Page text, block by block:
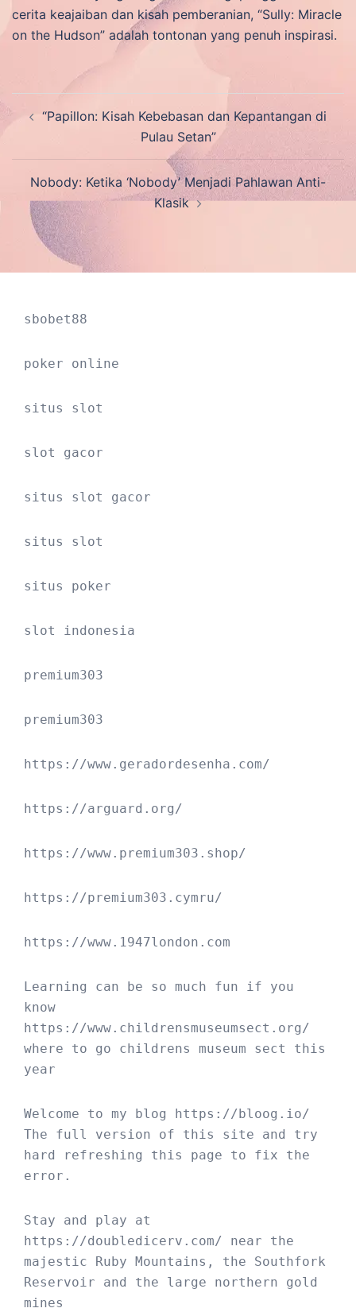
cerita keajaiban dan kisah pemberanian, “Sully: Miracle
on the Hudson” adalah tontonan yang penuh inspirasi.
navigation
“Papillon: Kisah Kebebasan dan Kepantangan di
Pulau Setan”
Nobody: Ketika ‘Nobody’ Menjadi Pahlawan Anti-
Klasik
sbobet88
poker online
situs slot
slot gacor
situs slot gacor
situs slot
situs poker
slot indonesia
premium303
premium303
https://www.geradordesenha.com/
https://arguard.org/
https://www.premium303.shop/
https://premium303.cymru/
https://www.1947london.com
Learning can be so much fun if you
https://www.childrensmuseumsect.org/
where to go childrens museum sect this
year
Welcome to my blog
https://bloog.io/
The full version of this site and try
hard refreshing this page to fix the
error.
https://doubledicerv.com/ near the
majestic Ruby Mountains, the Southfork
Reservoir and the large northern gold
mines